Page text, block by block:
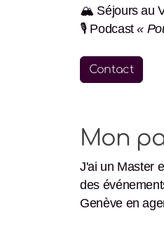
🏔️ Séjours au
🎙️ Podcast«
Contact
Mon
J'ai un Master
des
Genève en